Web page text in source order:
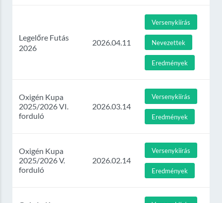
Legelőre Futás
2026
2026.04.11
Versenykiírás
Nevezettek
Eredmények
Oxigén Kupa
2025/2026 VI.
forduló
2026.03.14
Versenykiírás
Eredmények
Oxigén Kupa
2025/2026 V.
forduló
2026.02.14
Versenykiírás
Eredmények